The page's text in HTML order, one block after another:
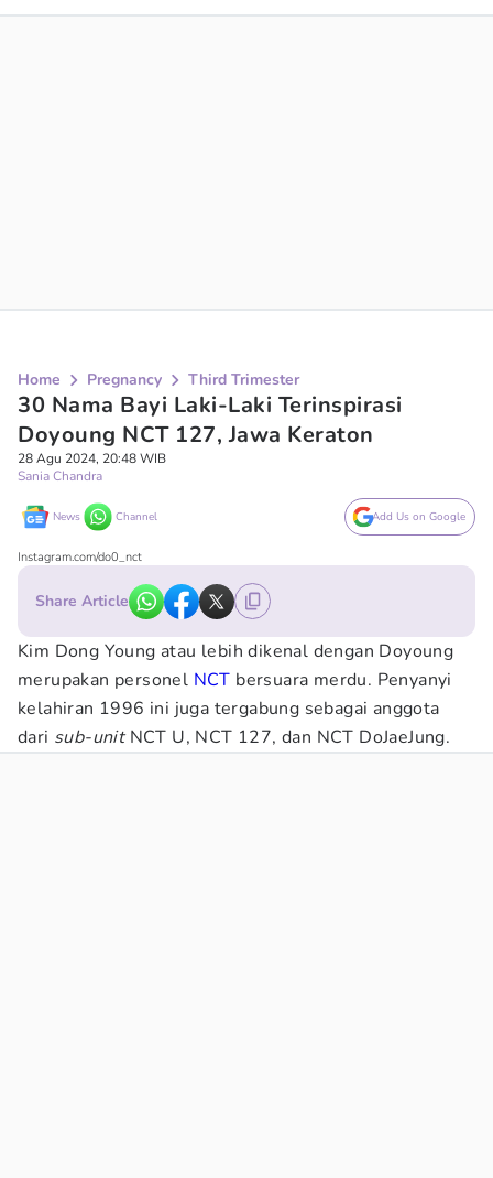
Home Pregnancy Third Trimester
30 Nama Bayi Laki-Laki Terinspirasi
Doyoung NCT 127, Jawa Keraton
28 Agu 2024, 20:48 WIB
Sania Chandra
News Channel Add Us on Google
Instagram.com/do0_nct
Share Article
Kim Dong Young atau lebih dikenal dengan Doyoung
merupakan personel NCT bersuara merdu. Penyanyi
kelahiran 1996 ini juga tergabung sebagai anggota
dari sub-unitNCT U, NCT 127, dan NCT DoJaeJung.